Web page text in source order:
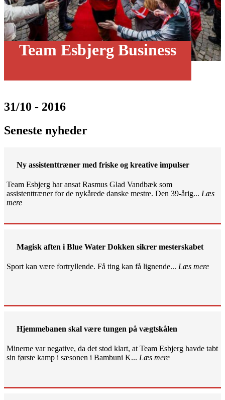
Team Esbjerg Business
31/10 - 2016
Seneste nyheder
Ny assistenttræner med friske og kreative impulser
Team Esbjerg har ansat Rasmus Glad Vandbæk som
assistenttræner for de nykårede danske mestre. Den 39-årig... Læs
mere
Magisk aften i Blue Water Dokken sikrer mesterskabet
Sport kan være fortryllende. Få ting kan få lignende... Læs mere
Hjemmebanen skal være tungen på vægtskålen
Minerne var negative, da det stod klart, at Team Esbjerg havde tabt
sin første kamp i sæsonen i Bambuni K... Læs mere